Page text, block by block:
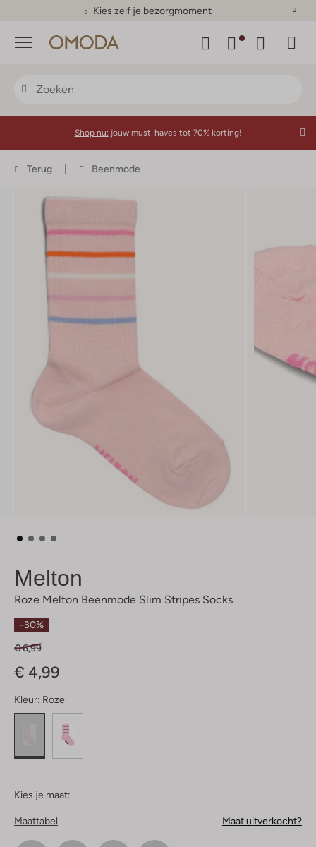
Kies zelf je bezorgmoment
Menu
Shop nu: jouw must-haves tot 70% korting!
Terug Beenmode
Melton
Roze Melton Beenmode Slim Stripes Socks
-30%
€ 6,99
€ 4,99
Kleur: Roze
Kies je maat:
Maattabel Maat uitverkocht?